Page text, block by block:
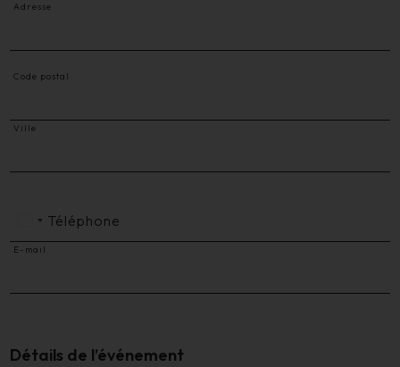
Adresse
Code postal
Ville
Téléphone
E-mail
Détails de l’événement